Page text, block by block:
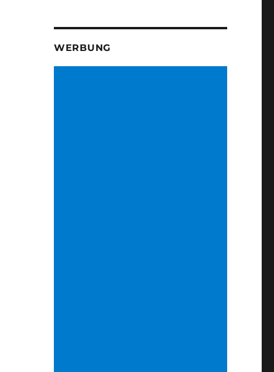
WERBUNG